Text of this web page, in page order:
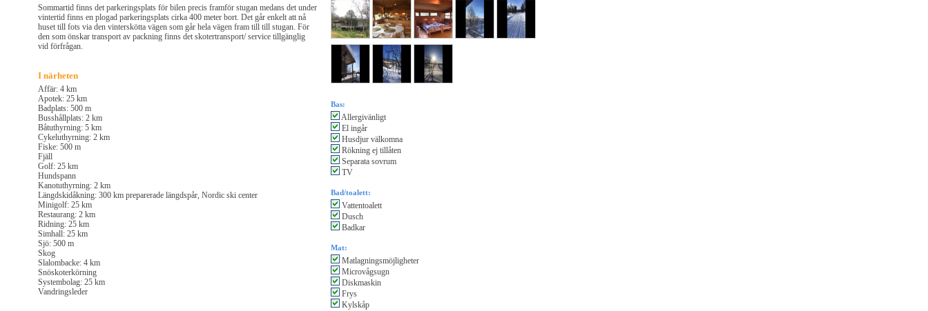
Sommartid finns det parkeringsplats för bilen precis framför stugan medans det under
vintertid finns en plogad parkeringsplats cirka 400 meter bort. Det går enkelt att nå
huset till fots via den vinterskötta vägen som går hela vägen fram till till stugan. För
den som önskar transport av packning finns det skotertransport/ service tillgänglig
vid förfrågan.
I närheten
Affär: 4 km
Apotek: 25 km
Badplats: 500 m
Busshållplats: 2 km
Båtuthyrning: 5 km
Cykeluthyrning: 2 km
Fiske: 500 m
Fjäll
Golf: 25 km
Hundspann
Kanotuthyrning: 2 km
Längdskidåkning: 300 km preparerade längdspår, Nordic ski center
Minigolf: 25 km
Restaurang: 2 km
Ridning: 25 km
Simhall: 25 km
Sjö: 500 m
Skog
Slalombacke: 4 km
Snöskoterkörning
Systembolag: 25 km
Vandringsleder
Bas:
Allergivänligt
El ingår
Husdjur välkomna
Rökning ej tillåten
Separata sovrum
TV
Bad/toalett:
Vattentoalett
Dusch
Badkar
Mat:
Matlagningsmöjligheter
Microvågsugn
Diskmaskin
Frys
Kylskåp